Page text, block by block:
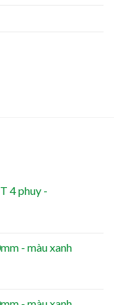
4 phuy -
- màu xanh